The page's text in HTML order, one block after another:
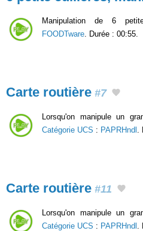
Manipulation de 6
FOODTware. Durée : 00:55.
Carte routière #7
Lorsqu'on manipule un
Catégorie UCS : PAPRHndl
Carte routière #11
Lorsqu'on manipule un
Catégorie UCS : PAPRHndl